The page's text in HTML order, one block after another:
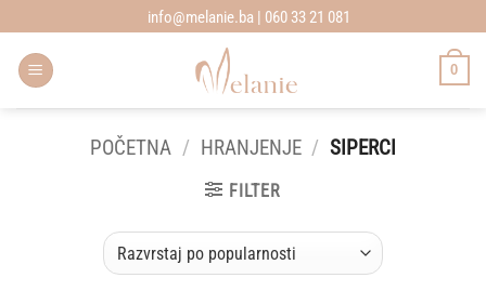
to
content
info@melanie.ba | 060 33 21 081
0
POČETNA / HRANJENJE / SIPERCI
FILTER